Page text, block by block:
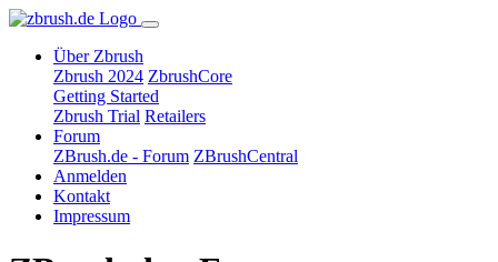
Über Zbrush
Zbrush 2024 ZbrushCore
Getting Started
Zbrush Trial Retailers
Forum
ZBrush.de - Forum ZBrushCentral
Anmelden
Kontakt
Impressum